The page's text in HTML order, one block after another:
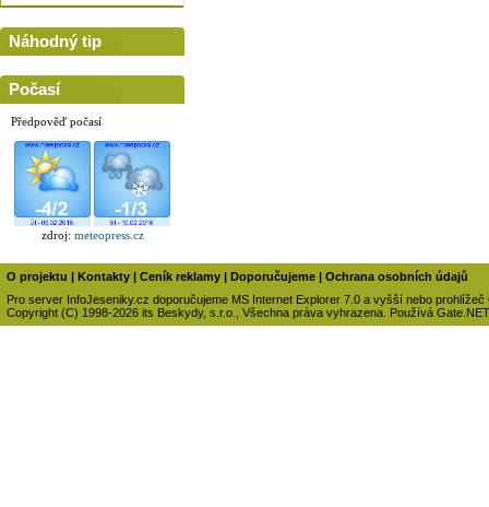
Náhodný tip
Počasí
Předpověď počasí
zdroj: meteopress.cz
O projektu Kontakty Ceník reklamy Doporučujeme
Ochrana osobních údajů
Pro server InfoJeseniky.cz doporučujeme MS Internet Explorer 7.0 a vyšší nebo prohlížeč
Copyright (C) 1998-2026 its Beskydy, s.r.o., Všechna práva vyhrazena. Používá